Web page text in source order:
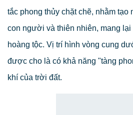
tắc phong thủy chặt chẽ, nhằm
con người và thiên nhiên, mang
hoàng tộc. Vị trí hình vòng cung
được cho là có khả năng "tàng
khí của trời đất.